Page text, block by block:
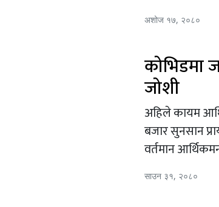
अशोज १७, २०८०
कोभिडमा
जोशी
अहिले कायम
बजार सुनसान
वर्तमान
साउन ३१, २०८०